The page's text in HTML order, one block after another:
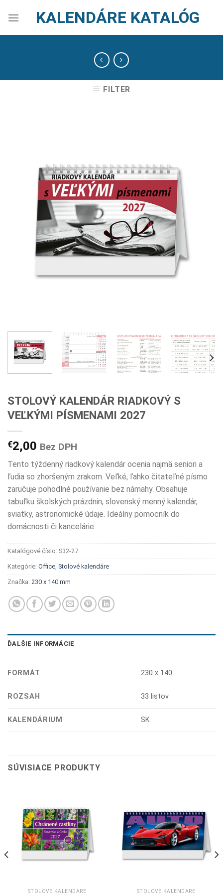
KALENDÁRE KATALÓG
FILTER
STOLOVÝ KALENDÁR RIADKOVÝ S
VEĽKÝMI PÍSMENAMI 2027
€2,00 Bez DPH
Tento týždenný riadkový kalendár ocenia najmä seniori a
ľudia so zhoršeným zrakom. Veľké, ľahko čitateľné písmo
zaručuje pohodlné používanie bez námahy. Obsahuje
tabuľku školských prázdnin, slovenský menný kalendár,
sviatky, astronomické údaje. Ideálny pomocník do
domácnosti či kancelárie.
Katalógové číslo: S32-27
Kategórie: Office Stolové kalendáre
Značka: 230 x 140 mm
ĎALŠIE INFORMÁCIE
FORMÁT 230 x 140
ROZSAH 33 listov
KALENDÁRIUM SK
SÚVISIACE PRODUKTY
STOLOVÉ KALENDÁRE STOLOVÉ KALENDÁRE